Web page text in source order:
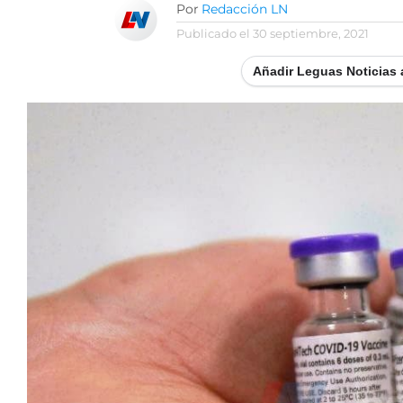
Por Redacción LN
Publicado el 30 septiembre, 2021
Añadir Leguas Noticias